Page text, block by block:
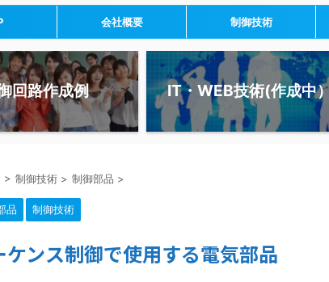
会社概要 制御技術
回路作成例 IT・WEB技術(作成中）
> 制御技術 > 制御部品 >
品 制御技術
ケンス制御で使用する電気部品